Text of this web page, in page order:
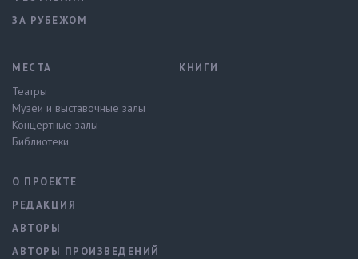
ЗА РУБЕЖОМ
МЕСТА
Театры
Музеи и выставочные залы
Концертные залы
Библиотеки
КНИГИ
О ПРОЕКТЕ
РЕДАКЦИЯ
АВТОРЫ
АВТОРЫ ПРОИЗВЕДЕНИЙ